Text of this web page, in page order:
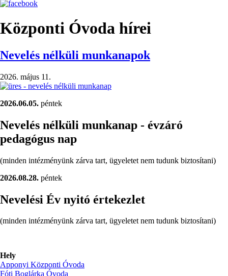
Központi Óvoda hírei
Nevelés nélküli munkanapok
2026. május 11.
2026.06.05. péntek
Nevelés nélküli munkanap - évzáró
pedagógus nap
(minden intézményünk zárva tart, ügyeletet nem tudunk biztosítani)
2026.08.28. péntek
Nevelési Év nyitó értekezlet
(minden intézményünk zárva tart, ügyeletet nem tudunk biztosítani)
Hely
Apponyi Központi Óvoda
Fóti Boglárka Óvoda